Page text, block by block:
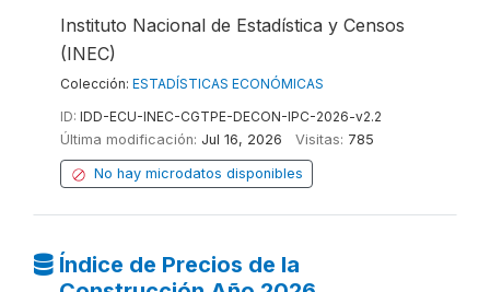
Instituto Nacional de Estadística y Censos
(INEC)
Colección: ESTADÍSTICAS ECONÓMICAS
ID: IDD-ECU-INEC-CGTPE-DECON-IPC-2026-v2.2
Última modificación: Jul 16, 2026 Visitas: 785
No hay microdatos disponibles
Índice de Precios de la